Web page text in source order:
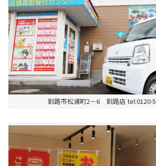
釧路市松浦町2－6 釧路店 tel:0120-